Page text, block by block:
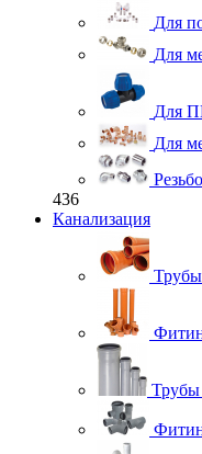
Для
Для
Для
Для
436
Канализация
Трубы